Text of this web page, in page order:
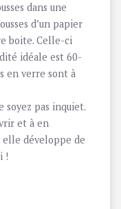
dans une
d’un papier
boite. Celle-ci
idéale est 60-
en verre sont à
soyez pas inquiet.
et à en
développe de
!